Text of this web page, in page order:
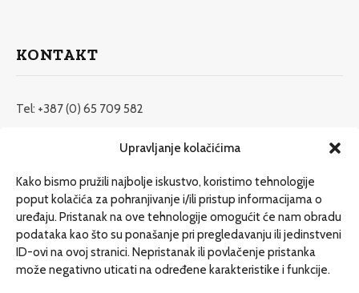
Upravljanje kolačićima
Kako bismo pružili najbolje iskustvo, koristimo tehnologije
poput kolačića za pohranjivanje i/ili pristup informacijama o
uređaju. Pristanak na ove tehnologije omogućit će nam obradu
podataka kao što su ponašanje pri pregledavanju ili jedinstveni
ID-ovi na ovoj stranici. Nepristanak ili povlačenje pristanka
može negativno uticati na određene karakteristike i funkcije.
KONTAKT
Tel: +387 (0) 65 709 582
redakcija@etrafika.net
Dosije
Drugi pišu
Društvo